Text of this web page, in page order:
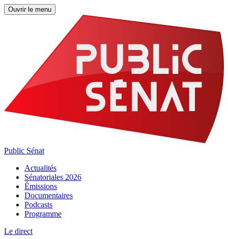
Ouvrir le menu
Public Sénat
Actualités
Sénatoriales 2026
Émissions
Documentaires
Podcasts
Programme
Le direct